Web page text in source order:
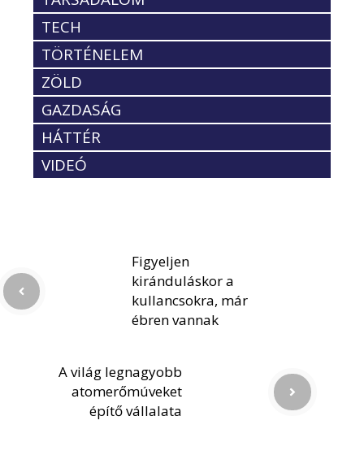
TECH
TÖRTÉNELEM
ZÖLD
GAZDASÁG
HÁTTÉR
VIDEÓ
Figyeljen
kiránduláskor a
kullancsokra, már
ébren vannak
A világ legnagyobb
atomerőmúveket
építő vállalata